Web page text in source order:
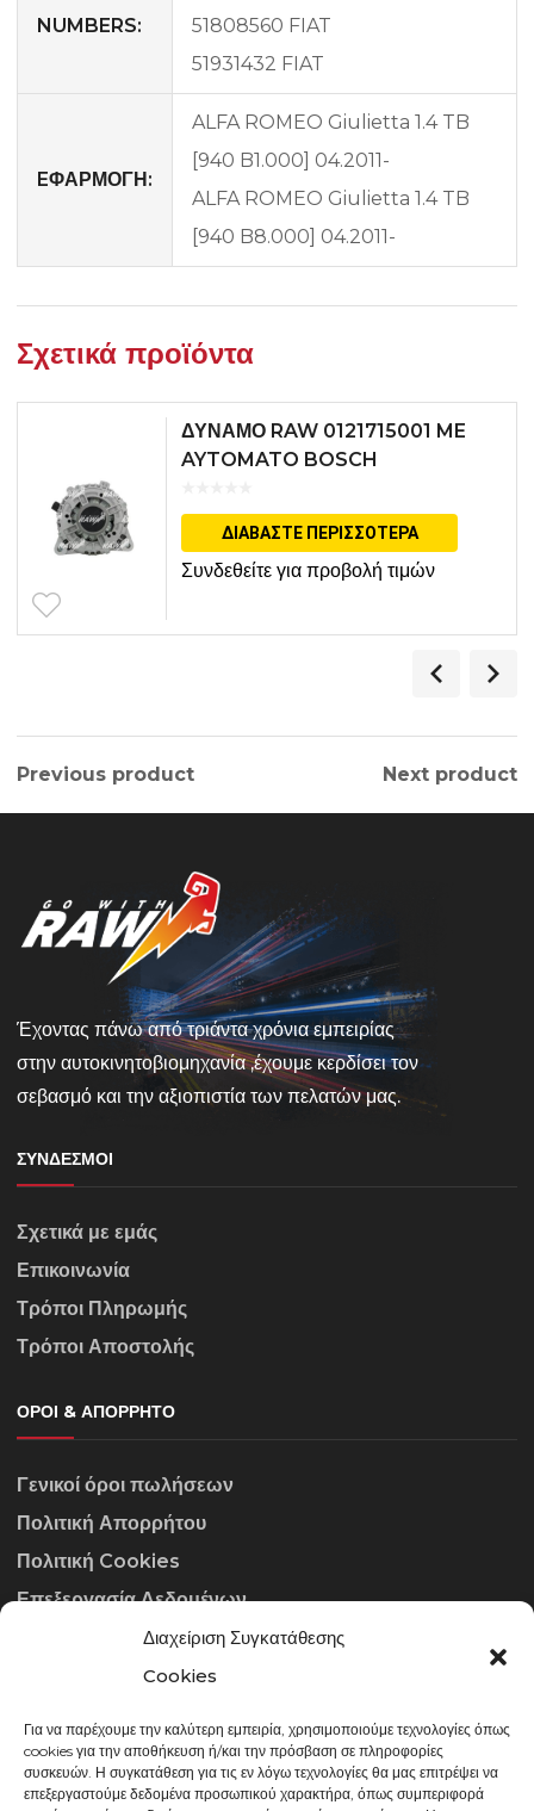
Διαχείριση Συγκατάθεσης
Cookies
Για να παρέχουμε την καλύτερη εμπειρία, χρησιμοποιούμε τεχνολογίες όπως
cookies για την αποθήκευση ή/και την πρόσβαση σε πληροφορίες
συσκευών. Η συγκατάθεση για τις εν λόγω τεχνολογίες θα μας επιτρέψει να
επεξεργαστούμε δεδομένα προσωπικού χαρακτήρα, όπως συμπεριφορά
NUMBERS:
51808560 FIAT
51931432 FIAT
EΦΑΡΜΟΓΗ:
ALFA ROMEO Giulietta 1.4 TB
[940 B1.000] 04.2011-
ALFA ROMEO Giulietta 1.4 TB
[940 B8.000] 04.2011-
Σχετικά προϊόντα
ΔΥΝΑΜΟ RAW 0121715001 ME
AYTOMATO BOSCH
ΔΙΑΒΆΣΤΕ ΠΕΡΙΣΣΌΤΕΡΑ
Συνδεθείτε για προβολή τιμών
Previous product Next product
Έχοντας πάνω από τριάντα χρόνια εμπειρίας
στην αυτοκινητοβιομηχανία ,έχουμε κερδίσει τον
σεβασμό και την αξιοπιστία των πελατών μας.
ΣΎΝΔΕΣΜΟΙ
Σχετικά με εμάς
Επικοινωνία
Τρόποι Πληρωμής
Τρόποι Αποστολής
ΌΡΟΙ & ΑΠΌΡΡΗΤΟ
Γενικοί όροι πωλήσεων
Πολιτική Απορρήτου
Πολιτική Cookies
Επεξεργασία Δεδομένων
ΣΤΟΙΧΕΊΑ ΕΠΙΚΟΙΝΩΝΊΑΣ
info@gowithraw.gr
24310 35062